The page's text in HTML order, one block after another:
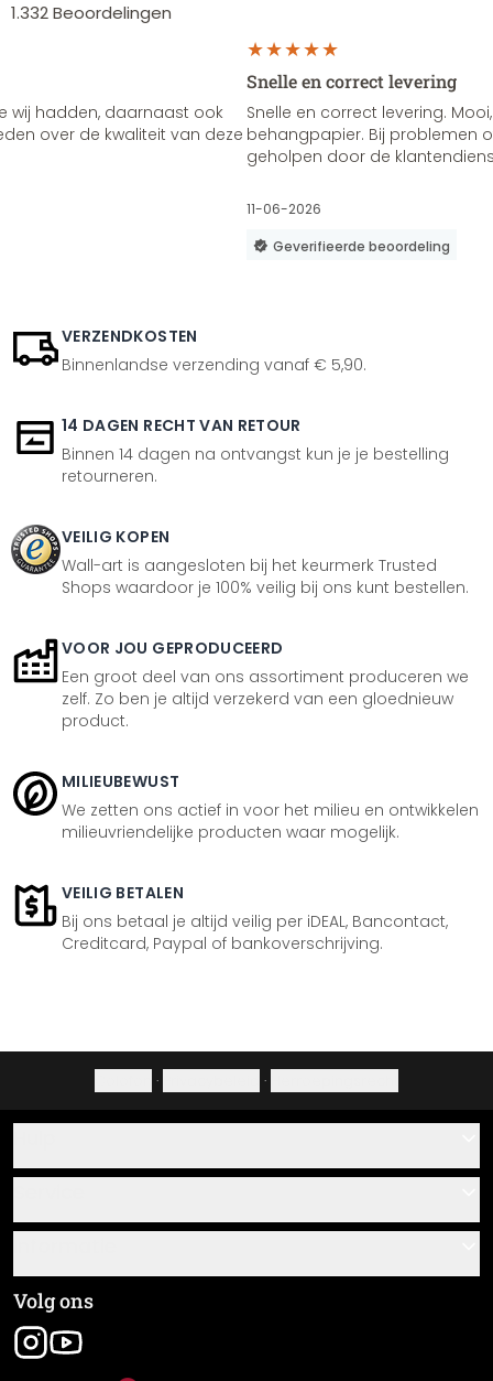
1.332Beoordelingen
wij hadden, daarnaast ook
over de kwaliteit van deze
Snelle en correct levering
Snelle en correct levering.
behangpapier. Bij problemen
geholpen door de
11-06-2026
Geverifieerde beoordeling
VERZENDKOSTEN
Binnenlandse verzending vanaf € 5,90.
14 DAGEN RECHT VAN RETOUR
Binnen 14 dagen na ontvangst kun je je bestelling
retourneren.
VEILIG KOPEN
Wall-art is aangesloten bij het keurmerk Trusted
Shops waardoor je 100% veilig bij ons kunt bestellen.
VOOR JOU GEPRODUCEERD
Een groot deel van ons assortiment produceren we
zelf. Zo ben je altijd verzekerd van een gloednieuw
product.
MILIEUBEWUST
We zetten ons actief in voor het milieu en ontwikkelen
milieuvriendelijke producten waar mogelijk.
VEILIG BETALEN
Bij ons betaal je altijd veilig per iDEAL, Bancontact,
Creditcard, Paypal of bankoverschrijving.
· ·
Over ons
Plak- en montagehandleidingen
Materiaaloverzicht
Nieuwsbrief aanmelden
Algemene voorwaarden
Colofon
Volg ons